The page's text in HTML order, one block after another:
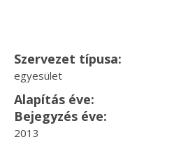
Szervezet típusa:
egyesület
Alapítás éve:
Bejegyzés éve:
2013